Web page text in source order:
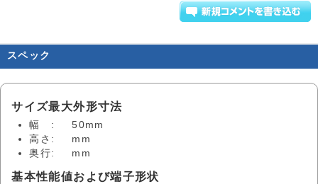
スペック
サイズ最大外形寸法
幅 :
50mm
高さ:
mm
奥行:
mm
基本性能値および端子形状